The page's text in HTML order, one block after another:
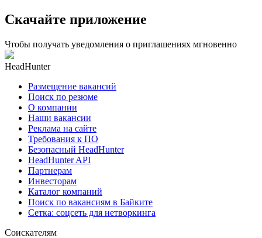
Скачайте приложение
Чтобы получать уведомления о приглашениях мгновенно
HeadHunter
Размещение вакансий
Поиск по резюме
О компании
Наши вакансии
Реклама на сайте
Требования к ПО
Безопасный HeadHunter
HeadHunter API
Партнерам
Инвесторам
Каталог компаний
Поиск по вакансиям в Байките
Сетка: соцсеть для нетворкинга
Соискателям